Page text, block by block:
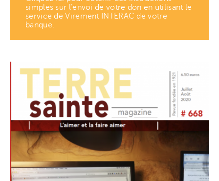
simples sur l’envoi de votre don en utilisant le
service de Virement INTERAC de votre
banque.